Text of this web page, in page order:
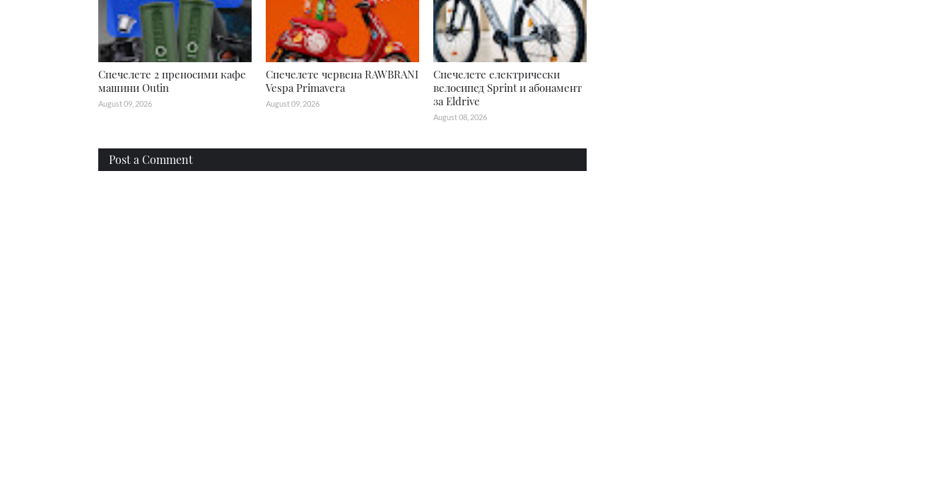
Спечелете 2 преносими кафе
машини Outin
August 09, 2026
Спечелете червена RAWBRANI
Vespa Primavera
August 09, 2026
Спечелете електрически
велосипед Sprint и абонамент
за Eldrive
August 08, 2026
Post a Comment